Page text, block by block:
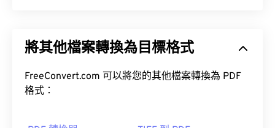
類型之一。 PDF 如此受歡迎的原因在於它可以保留
上看起來都完全一樣。
將其他檔案轉換為目標格式
FreeConvert.com 可以將您的其他檔案轉換為 PDF
格式：